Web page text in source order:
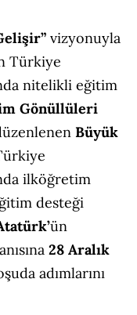
vizyonuyla
Türkiye
nitelikli eğitim
Gönüllüleri
Büyük
ilköğretim
desteği
ün
28 Aralık
adımlarını